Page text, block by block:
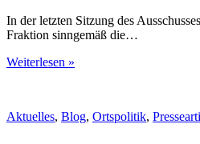
In der letzten Sitzung des
Fraktion sinngemäß die…
Weiterlesen »
Aktuelles, Blog, Ortspolitik,